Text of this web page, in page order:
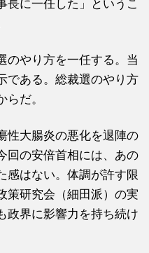
長に一任した」というこ
のやり方を一任する。当
である。総裁選のやり方
らだ。
性大腸炎の悪化を退陣の
回の安倍首相には、あの
感はない。体調が許す限
策研究会（細田派）の実
政界に影響力を持ち続け